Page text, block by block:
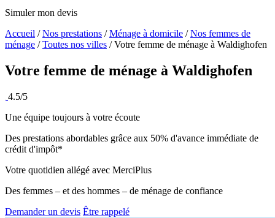
Simuler mon devis
Accueil /Nos prestations /Ménage à domicile /Nos femmes de
ménage /Toutes nos villes /Votre femme de ménage à Waldighofen
Votre femme de ménage à Waldighofen
4.5/5
Une équipe toujours à votre écoute
Des prestations abordables grâce aux 50% d'avance immédiate de
crédit d'impôt*
Votre quotidien allégé avec MerciPlus
Des femmes – et des hommes – de ménage de confiance
Demander un devis Être rappelé